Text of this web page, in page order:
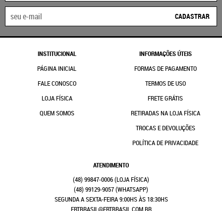
CADASTRAR
INSTITUCIONAL
PÁGINA INICIAL
FALE CONOSCO
LOJA FÍSICA
QUEM SOMOS
INFORMAÇÕES ÚTEIS
FORMAS DE PAGAMENTO
TERMOS DE USO
FRETE GRÁTIS
RETIRADAS NA LOJA FÍSICA
TROCAS E DEVOLUÇÕES
POLÍTICA DE PRIVACIDADE
ATENDIMENTO
(48) 99847-0006
(48) 99129-9057(WHATSAPP)
SEGUNDA A SEXTA-FEIRA 9:00HS ÀS 18:30HS
FRTBRASIL@FRTBRASIL.COM.BR